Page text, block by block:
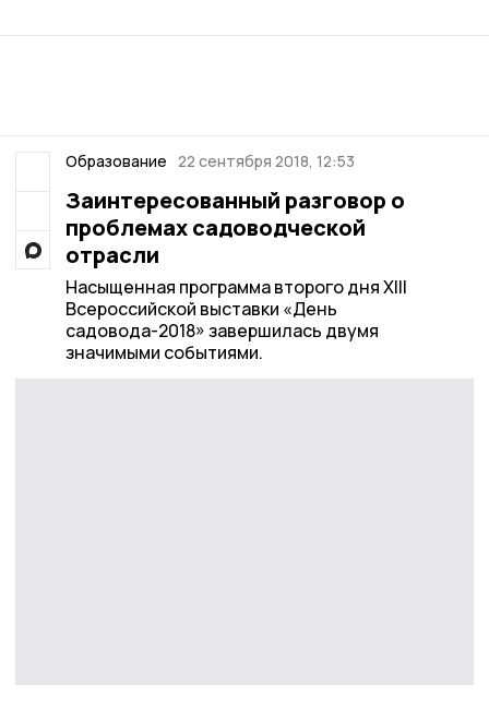
Образование 22 сентября 2018, 12:53
Заинтересованный разговор о
проблемах садоводческой
отрасли
Насыщенная программа второго дня XIII
Всероссийской выставки «День
садовода-2018» завершилась двумя
значимыми событиями.